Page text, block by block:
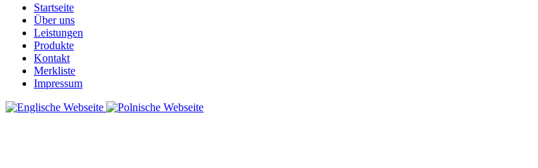
Startseite
Über uns
Leistungen
Produkte
Kontakt
Merkliste
Impressum